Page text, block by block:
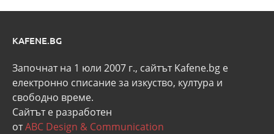
KAFENE.BG
Започнат на 1 юли 2007 г., сайтът Kafene.bg e
eлектронно списание за изкуство, култура и
свободно време.
Сайтът е разработен
отABC Design & Communication